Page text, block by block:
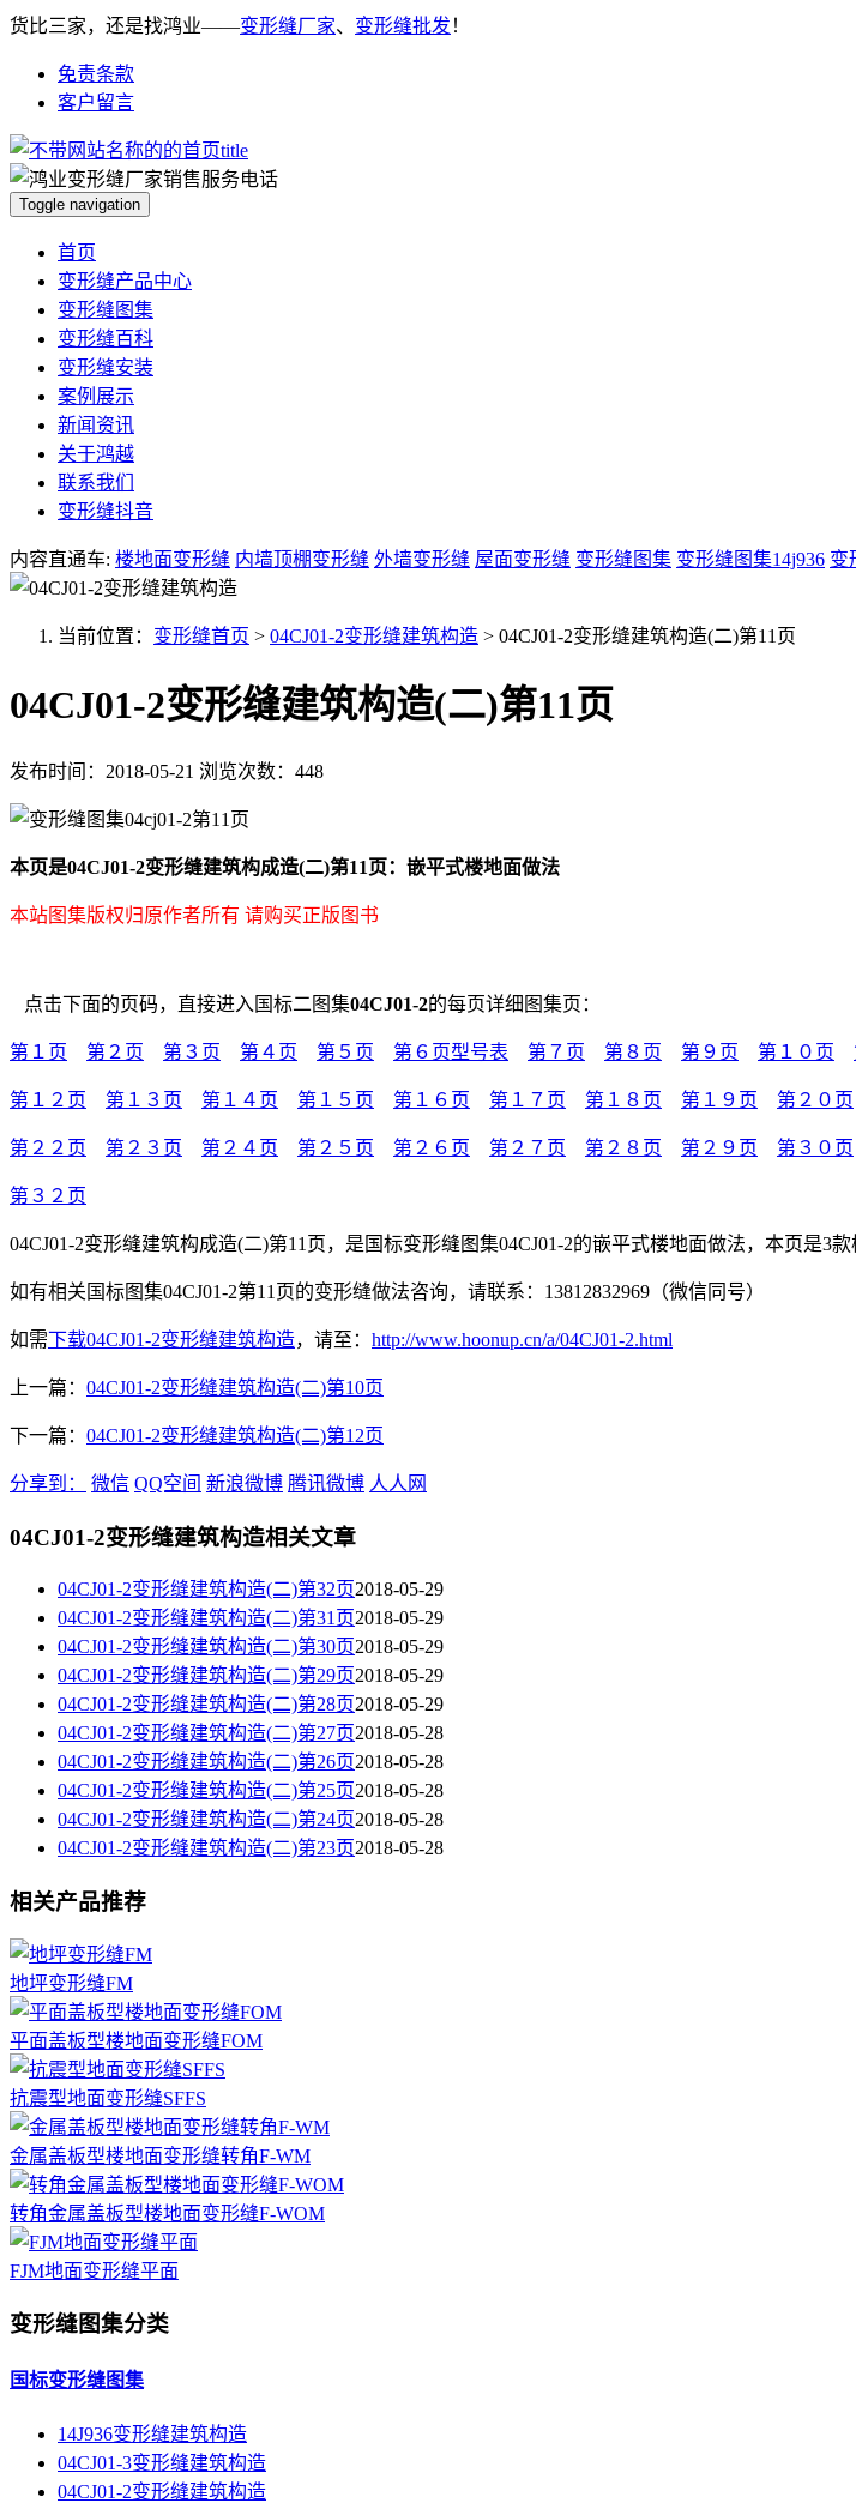
货比三家，还是找鸿业——变形缝厂家、 变形缝批发 ！
免责条款
客户留言
Toggle navigation
首页
变形缝产品中心
变形缝图集
变形缝百科
变形缝安装
案例展示
新闻资讯
关于鸿越
联系我们
变形缝抖音
内容直通车: 楼地面变形缝 内墙顶棚变形缝 外墙变形缝 屋面变形缝 变形缝图集 变形缝图集14j936 变
当前位置： 变形缝首页 > 04CJ01-2变形缝建筑构造 > 04CJ01-2变形缝建筑构造(二)第11页
04CJ01-2变形缝建筑构造(二)第11页
发布时间：2018-05-21 浏览次数：448
本页是04CJ01-2变形缝建筑构成造(二)第11页：嵌平式楼地面做法
本站图集版权归原作者所有 请购买正版图书
点击下面的页码，直接进入国标二图集04CJ01-2的每页详细图集页：
第１页 第２页 第３页 第４页 第５页 第６页型号表 第７页 第８页 第９页 第１０页
第１２页 第１３页 第１４页 第１５页 第１６页 第１７页 第１８页 第１９页 第２０页
第２２页 第２３页 第２４页 第２５页 第２６页 第２７页 第２８页 第２９页 第３０页
第３２页
04CJ01-2变形缝建筑构成造(二)第11页，是国标变形缝图集04CJ01-2的嵌平式楼地面做法，本页是3款
如有相关国标图集04CJ01-2第11页的变形缝做法咨询，请联系：13812832969（微信同号）
如需下载04CJ01-2变形缝建筑构造，请至： http://www.hoonup.cn/a/04CJ01-2.html
上一篇： 04CJ01-2变形缝建筑构造(二)第10页
下一篇： 04CJ01-2变形缝建筑构造(二)第12页
分享到： 微信 QQ空间 新浪微博 腾讯微博 人人网
04CJ01-2变形缝建筑构造相关文章
04CJ01-2变形缝建筑构造(二)第32页2018-05-29
04CJ01-2变形缝建筑构造(二)第31页2018-05-29
04CJ01-2变形缝建筑构造(二)第30页2018-05-29
04CJ01-2变形缝建筑构造(二)第29页2018-05-29
04CJ01-2变形缝建筑构造(二)第28页2018-05-29
04CJ01-2变形缝建筑构造(二)第27页2018-05-28
04CJ01-2变形缝建筑构造(二)第26页2018-05-28
04CJ01-2变形缝建筑构造(二)第25页2018-05-28
04CJ01-2变形缝建筑构造(二)第24页2018-05-28
04CJ01-2变形缝建筑构造(二)第23页2018-05-28
相关产品推荐
地坪变形缝FM
平面盖板型楼地面变形缝FOM
抗震型地面变形缝SFFS
金属盖板型楼地面变形缝转角F-WM
转角金属盖板型楼地面变形缝F-WOM
FJM地面变形缝平面
变形缝图集分类
国标变形缝图集
14J936变形缝建筑构造
04CJ01-3变形缝建筑构造
04CJ01-2变形缝建筑构造